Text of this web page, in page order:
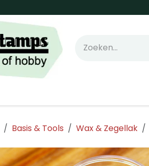
Basis & Tools Wax & Zegellak